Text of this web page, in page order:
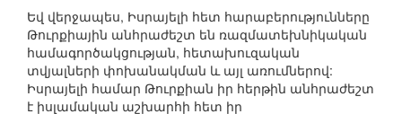
Եվ վերջապես, Իսրայելի հետ հարաբերությունները
Թուրքիային անհրաժեշտ են ռազմատեխնիկական
համագործակցության, հետախուզական
տվյալների փոխանակման և այլ առումներով:
Իսրայելի համար Թուրքիան իր հերթին անհրաժեշտ
է իսլամական աշխարհի հետ իր